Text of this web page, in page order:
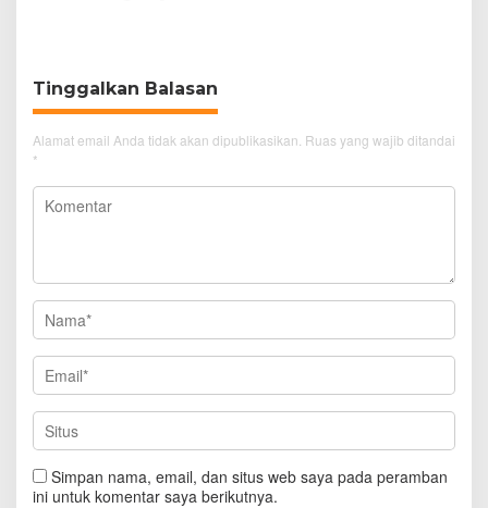
Tinggalkan Balasan
Alamat email Anda tidak akan dipublikasikan. Ruas yang wajib ditandai
*
Simpan nama, email, dan situs web saya pada peramban
ini untuk komentar saya berikutnya.